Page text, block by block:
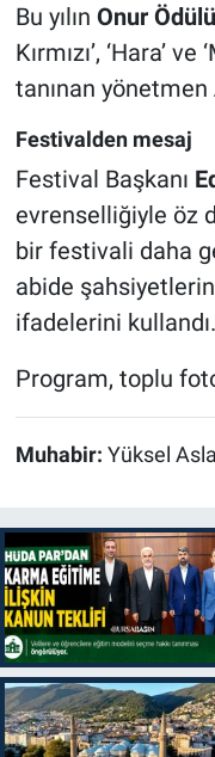
Bu yılın Onur Ödülü
Kırmızı’, ‘Hara’
tanınan yönetmen
Festivalden mesaj
Festival Başkanı
evrenselliğiyle öz
bir festivali daha
abide
ifadelerini kullandı.
Program, toplu
Muhabir: Yüksel